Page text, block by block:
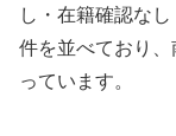
し・在籍確認な
件を並べており
っています。